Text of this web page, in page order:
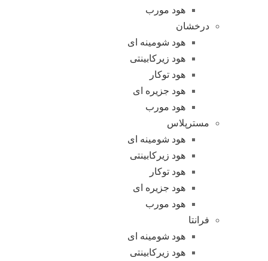
هود مورب
درخشان
هود شومینه ای
هود زیرکابینتی
هود توکار
هود جزیره ای
هود مورب
مسترپلاس
هود شومینه ای
هود زیرکابینتی
هود توکار
هود جزیره ای
هود مورب
فرانتا
هود شومینه ای
هود زیرکابینتی